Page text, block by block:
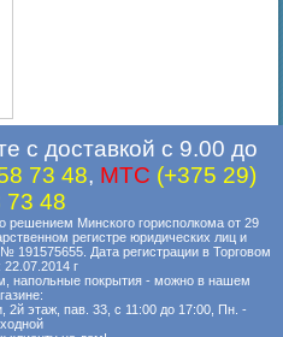
с доставкой с 9.00 до
73 48, MTC (+375 29)
73 48
решением Минского горисполкома от 29
регистре юридических лиц и
191575655. Дата регистрации в Торговом
22.07.2014 г
напольные покрытия - можно в нашем
2й этаж, пав. 33, с 11:00 до 17:00, Пн. -